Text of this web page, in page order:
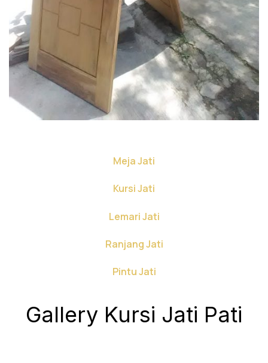
Meja Jati
Kursi Jati
Lemari Jati
Ranjang Jati
Pintu Jati
Gallery Kursi Jati Pati